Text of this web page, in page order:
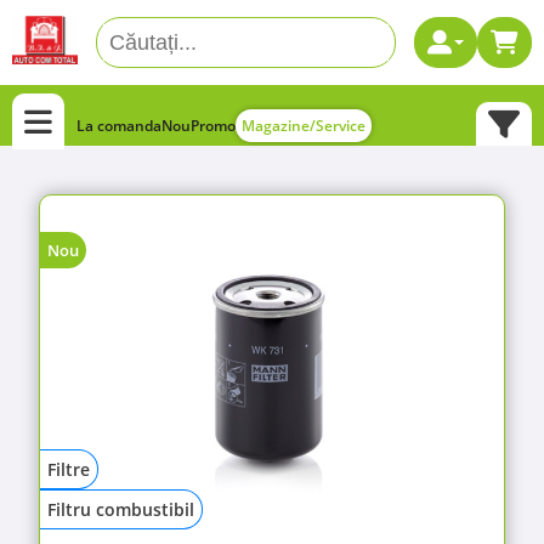
La comandaNouPromo Magazine/Service
Nou
Filtre
Filtru combustibil